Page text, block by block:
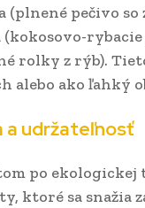
(plnené pečivo so
rolky z rýb).
alebo ako ľahký
a udržateľnosť
po
ktoré sa snažia